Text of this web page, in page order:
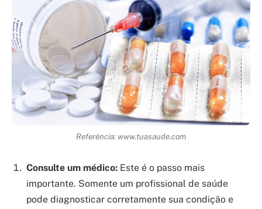
Referência: www.tuasaude.com
Consulte um médico: Este é o passo mais
importante. Somente um profissional de saúde
pode diagnosticar corretamente sua condição e